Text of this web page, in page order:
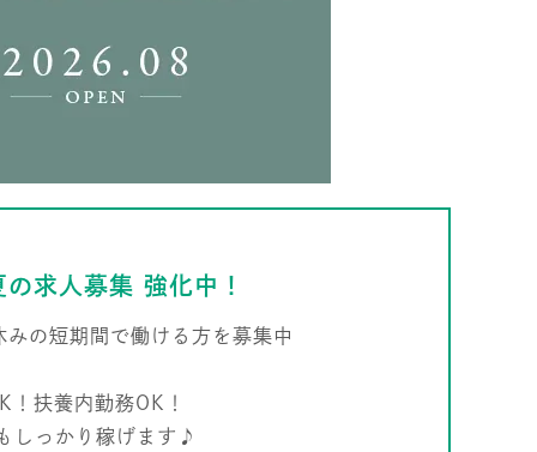
の求人募集 強化中！
の短期間で働ける方を募集中
！扶養内勤務OK！
しっかり稼げます♪